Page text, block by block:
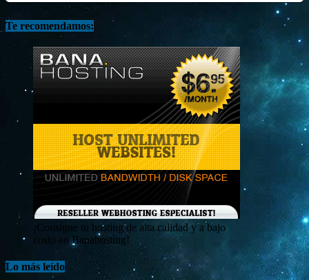
Te recomendamos:
¡Consigue tu hosting de alta calidad y a bajo
costo en Banahosting!
Lo más leído